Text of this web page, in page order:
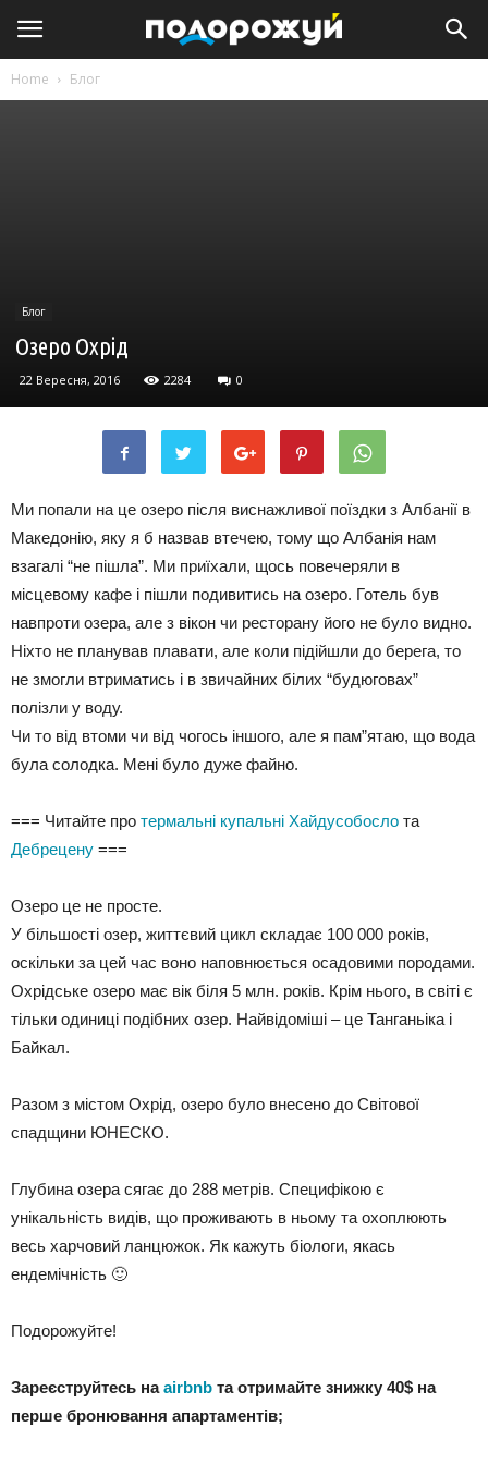
Home Блог
Блог
Озеро Охрід
22 Вересня, 2016 2284 0
Ми попали на це озеро після виснажливої поїздки з Албанії в
Македонію, яку я б назвав втечею, тому що Албанія нам
взагалі “не пішла”. Ми приїхали, щось повечеряли в
місцевому кафе і пішли подивитись на озеро. Готель був
навпроти озера, але з вікон чи ресторану його не було видно.
Ніхто не планував плавати, але коли підійшли до берега, то
не змогли втриматись і в звичайних білих “будюговах”
полізли у воду.
Чи то від втоми чи від чогось іншого, але я пам”ятаю, що вода
була солодка. Мені було дуже файно.
=== Читайте про термальні купальні Хайдусобосло та
Дебрецену ===
Озеро це не просте.
У більшості озер, життєвий цикл складає 100 000 років,
оскільки за цей час воно наповнюється осадовими породами.
Охрідське озеро має вік біля 5 млн. років. Крім нього, в світі є
тільки одиниці подібних озер. Найвідоміші – це Танганьіка і
Байкал.
Разом з містом Охрід, озеро було внесено до Світової
спадщини ЮНЕСКО.
Глубина озера сягає до 288 метрів. Специфікою є
унікальність видів, що проживають в ньому та охоплюють
весь харчовий ланцюжок. Як кажуть біологи, якась
ендемічність 🙂
Подорожуйте!
Зареєструйтесь наairbnb та отримайте знижку 40$ на
перше бронювання апартаментів;